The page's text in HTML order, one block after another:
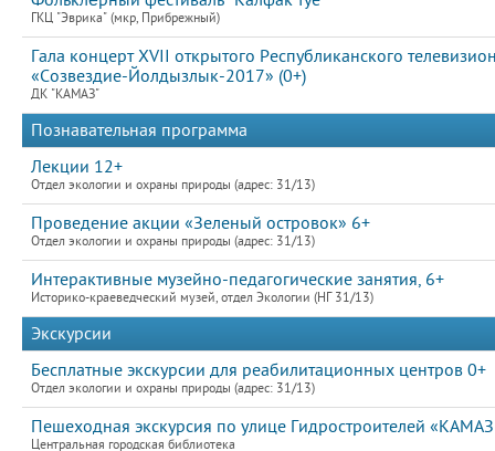
ГКЦ "Эврика" (мкр, Прибрежный)
Гала концерт XVII открытого Республиканского
«Созвездие-Йолдызлык-2017» (0+)
ДК "КАМАЗ"
Познавательная программа
Лекции 12+
Отдел экологии и охраны природы (адрес: 31/13)
Проведение акции «Зеленый островок» 6+
Отдел экологии и охраны природы (адрес: 31/13)
Интерактивные музейно-педагогические занятия, 6+
Историко-краеведческий музей, отдел Экологии (НГ 31/13)
Экскурсии
Бесплатные экскурсии для реабилитационных центров 0+
Отдел экологии и охраны природы (адрес: 31/13)
Пешеходная экскурсия по улице Гидростроителей
Центральная городская библиотека